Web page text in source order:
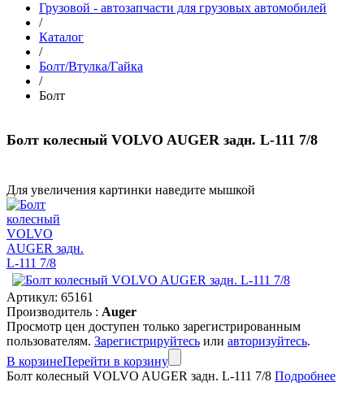
Грузовой - автозапчасти для грузовых автомобилей
/
Каталог
/
Болт/Втулка/Гайка
/
Болт
Болт колесный VOLVO AUGER задн. L-111 7/8
Для увеличения картинки наведите мышкой
Артикул: 65161
Производитель : Auger
Просмотр цен доступен только зарегистрированным
пользователям. Зарегистрируйтесь или авторизуйтесь.
В корзинеПерейти в корзину
Болт колесный VOLVO AUGER задн. L-111 7/8 Подробнее